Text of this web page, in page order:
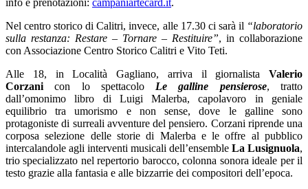
Nel centro storico di Calitri, invece, alle 17.30 ci sarà il “laboratorio
sulla restanza: Restare – Tornare – Restituire”, in collaborazione
con Associazione Centro Storico Calitri e Vito Teti.
Alle 18, in Località Gagliano, arriva il giornalista Valerio
Corzani con lo spettacolo Le galline pensierose, tratto
dall’omonimo libro di Luigi Malerba, capolavoro in geniale
equilibrio tra umorismo e non sense, dove le galline sono
protagoniste di surreali avventure del pensiero. Corzani riprende una
corposa selezione delle storie di Malerba e le offre al pubblico
intercalandole agli interventi musicali dell’ensemble La Lusignuola,
trio specializzato nel repertorio barocco, colonna sonora ideale per il
testo grazie alla fantasia e alle bizzarrie dei compositori dell’epoca.